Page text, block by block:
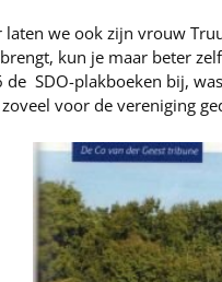
laten we ook zijn vrouw
kun je maar beter
de SDO-plakboeken bij,
voor de vereniging